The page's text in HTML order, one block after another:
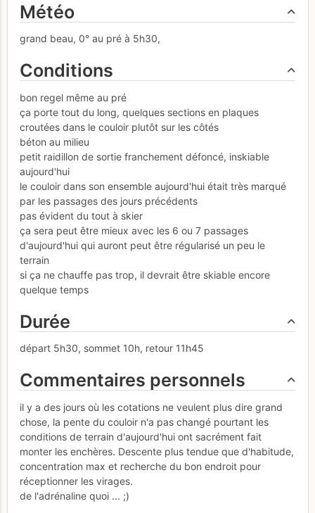
Météo
grand beau, 0° au pré à 5h30,
Conditions
bon regel même au pré
ça porte tout du long, quelques sections en plaques
croutées dans le couloir plutôt sur les côtés
béton au milieu
petit raidillon de sortie franchement défoncé, inskiable
aujourd'hui
le couloir dans son ensemble aujourd'hui était très marqué
par les passages des jours précédents
pas évident du tout à skier
ça sera peut être mieux avec les 6 ou 7 passages
d'aujourd'hui qui auront peut être régularisé un peu le
terrain
si ça ne chauffe pas trop, il devrait être skiable encore
quelque temps
Durée
départ 5h30, sommet 10h, retour 11h45
Commentaires personnels
il y a des jours où les cotations ne veulent plus dire grand
chose, la pente du couloir n'a pas changé pourtant les
conditions de terrain d'aujourd'hui ont sacrément fait
monter les enchères. Descente plus tendue que d'habitude,
concentration max et recherche du bon endroit pour
réceptionner les virages.
de l'adrénaline quoi ... ;)